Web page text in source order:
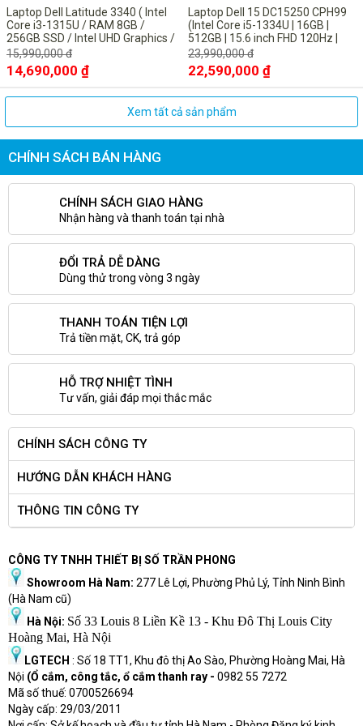
Micro SD; Jack tai nghe và Khe khóa. Thoải
mái kết nối với các thiết bị ngoại vi để phục vụ
tối đa cho công việc.
Laptop Dell Latitude 3340 ( Intel
Core i3-1315U / RAM 8GB /
256GB SSD / Intel UHD Graphics /
13.3inch FHD / Win11 Pro/ Titan
Gray
15,990,000 đ
14,690,000 ₫
Laptop Dell 15 DC15250 CPH99
(Intel Core i5-1334U | 16GB |
512GB | 15.6 inch FHD 120Hz |
Win 11 | Microsoft Office Home
2024 + Microsoft 365 basic bản
quyền vĩnh viễn| Bạc)
23,990,000 đ
22,590,000 ₫
Xem tất cả sản phẩm
CHÍNH SÁCH BÁN HÀNG
CHÍNH SÁCH GIAO HÀNG
Nhận hàng và thanh toán tại nhà
ĐỔI TRẢ DỄ DÀNG
Dùng thử trong vòng 3 ngày
THANH TOÁN TIỆN LỢI
Trả tiền mặt, CK, trả góp
HỖ TRỢ NHIỆT TÌNH
Tư vấn, giải đáp mọi thắc mắc
CHÍNH SÁCH CÔNG TY
HƯỚNG DẪN KHÁCH HÀNG
THÔNG TIN CÔNG TY
CÔNG TY TNHH THIẾT BỊ SỐ TRẦN PHONG
Showroom Hà Nam: 277 Lê Lợi, Phường Phủ Lý, Tỉnh Ninh Bình
(Hà Nam cũ)
Hà Nội: Số 33 Louis 8 Liền Kề 13 - Khu Đô Thị Louis City
Hoàng Mai, Hà Nội
LGTECH : Số 18 TT1, Khu đô thị Ao Sào, Phường Hoàng Mai, Hà
Nội (Ổ cắm, công tắc, ổ cắm thanh ray - 0982 55 7272
Mã số thuế: 0700526694
Ngày cấp: 29/03/2011